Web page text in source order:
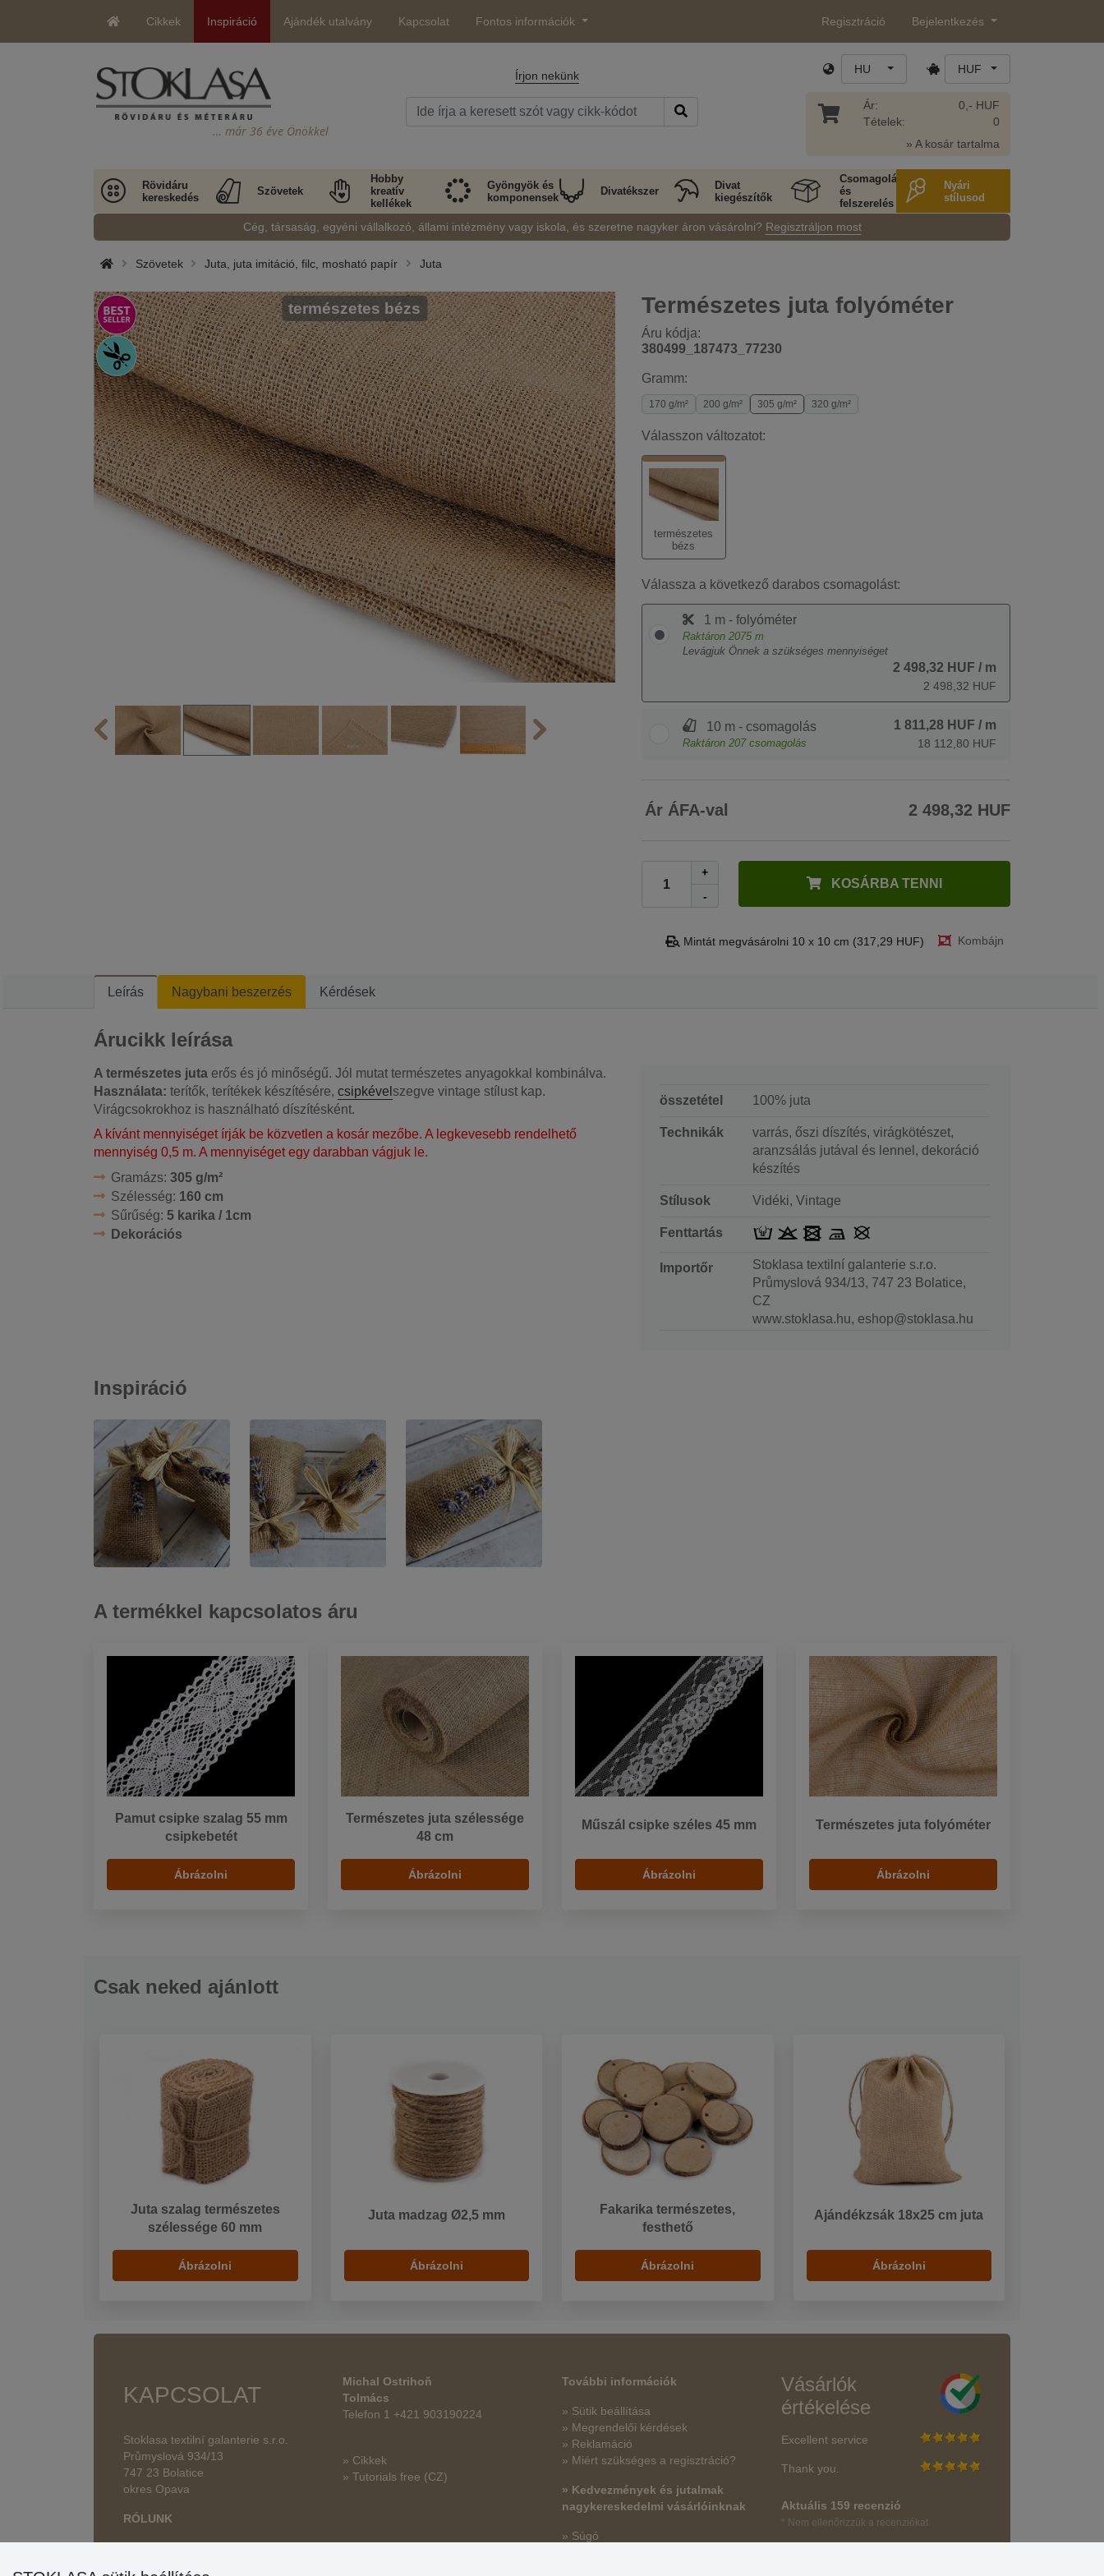
Cikkek Inspiráció Ajándék utalvány Kapcsolat Fontos információk Regisztráció Bejelentkezés
… már 36 éve Önökkel
Írjon nekünk HU HUF
Ár:
Tételek:
0,- HUF
0
» A kosár tartalma
Rövidáru
kereskedés
Szövetek
Hobby
kreatív
kellékek
Gyöngyök és
komponensek
Divatékszer
Divat
kiegészítők
Csomagolás
és
felszerelés
Nyári
stílusod
Cég, társaság, egyéni vállalkozó, állami intézmény vagy iskola, és szeretne nagyker áron vásárolni? Regisztráljon most
Szövetek Juta, juta imitáció, filc, mosható papír Juta
Természetes juta folyóméter
Áru kódja:
380499_187473_77230
természetes bézs
Gramm:
170 g/m² 200 g/m² 305 g/m² 320 g/m²
Válasszon változatot:
természetes
bézs
Válassza a következő darabos csomagolást:
1 m - folyóméter
Raktáron 2075 m
Levágjuk Önnek a szükséges mennyiséget
2 498,32 HUF / m
2 498,32 HUF
10 m - csomagolás
Raktáron 207 csomagolás
1 811,28 HUF / m
18 112,80 HUF
Ár ÁFA-val 2 498,32 HUF
+
-
KOSÁRBA TENNI
Mintát megvásárolni 10 x 10 cm (317,29 HUF) Kombájn
Leírás Nagybani beszerzés Kérdések
Árucikk leírása
A természetes juta erős és jó minőségű. Jól mutat természetes anyagokkal kombinálva.
Használata: terítők, terítékek készítésére, csipkével szegve vintage stílust kap.
Virágcsokrokhoz is használható díszítésként.
A kívánt mennyiséget írják be közvetlen a kosár mezőbe. A legkevesebb rendelhető
mennyiség 0,5 m. A mennyiséget egy darabban vágjuk le.
Gramázs: 305 g/m²
Szélesség: 160 cm
Sűrűség: 5 karika / 1cm
Dekorációs
összetétel 100% juta
Technikák
varrás, őszi díszítés, virágkötészet,
aranzsálás jutával és lennel, dekoráció
készítés
Stílusok Vidéki, Vintage
Fenttartás
Importőr
Stoklasa textilní galanterie s.r.o.
Průmyslová 934/13, 747 23 Bolatice,
CZ
www.stoklasa.hu, eshop@stoklasa.hu
Inspiráció
A termékkel kapcsolatos áru
Pamut csipke szalag 55 mm
csipkebetét
Ábrázolni
Természetes juta szélessége
48 cm
Ábrázolni
Műszál csipke széles 45 mm
Ábrázolni
Természetes juta folyóméter
Ábrázolni
Csak neked ajánlott
Juta szalag természetes
szélessége 60 mm
Ábrázolni
Juta madzag Ø2,5 mm
Ábrázolni
Fakarika természetes,
festhető
Ábrázolni
Ajándékzsák 18x25 cm juta
Ábrázolni
KAPCSOLAT
Stoklasa textilní galanterie s.r.o.
Průmyslová 934/13
747 23 Bolatice
okres Opava
RÓLUNK
Michal Ostrihoň
Tolmács
Telefon 1 +421 903190224
» Cikkek
» Tutorials free (CZ)
További információk
» Sütik beállítása
» Megrendelői kérdések
» Reklamáció
» Miért szükséges a regisztráció?
» Kedvezmények és jutalmak
nagykereskedelmi vásárlóinknak
» Súgó
Vásárlók
értékelése
Excellent service
Thank you.
Aktuális 159 recenzió
* Nem ellenőrizzük a recenziókat